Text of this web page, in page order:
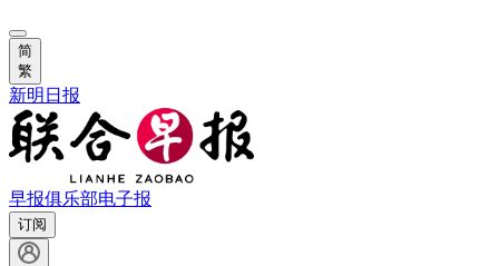
简
繁
新明日报
早报俱乐部电子报
订阅